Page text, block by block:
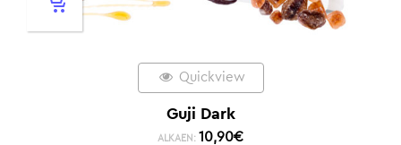
Quickview
Guji Dark
ALKAEN: 10,90€